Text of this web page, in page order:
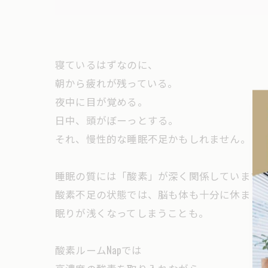
寝ているはずなのに、
朝から疲れが残っている。
夜中に目が覚める。
日中、頭がぼーっとする。
それ、慢性的な睡眠不足かもしれません。
睡眠の質には「酸素」が深く関係しています
酸素不足の状態では、脳も体も十分に休まら
眠りが浅くなってしまうことも。
酸素ルームNapでは